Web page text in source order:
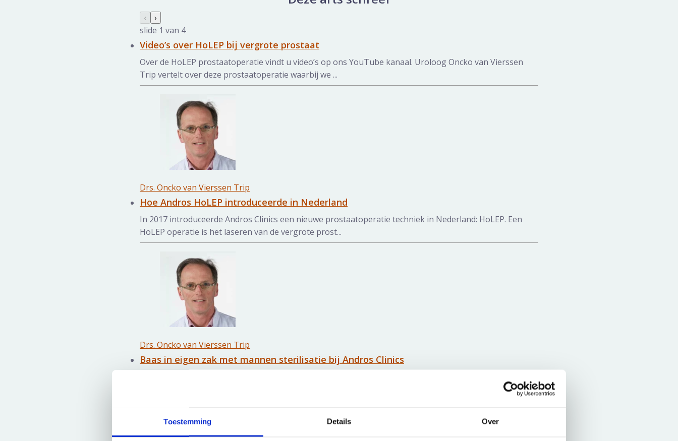
Toestemming Details Over
Nieuws galerij overslaan
Vorige slide
‹ Volgende slide
›
slide 1 van 4
Video’s over HoLEP bij vergrote prostaat
Over de HoLEP prostaatoperatie vindt u video’s op ons YouTube kanaal. Uroloog Oncko van Vierssen
Trip vertelt over deze prostaatoperatie waarbij we ...
Drs. Oncko van Vierssen Trip
Hoe Andros HoLEP introduceerde in Nederland
In 2017 introduceerde Andros Clinics een nieuwe prostaatoperatie techniek in Nederland: HoLEP. Een
HoLEP operatie is het laseren van de vergrote prost...
Drs. Oncko van Vierssen Trip
Baas in eigen zak met mannen sterilisatie bij Andros Clinics